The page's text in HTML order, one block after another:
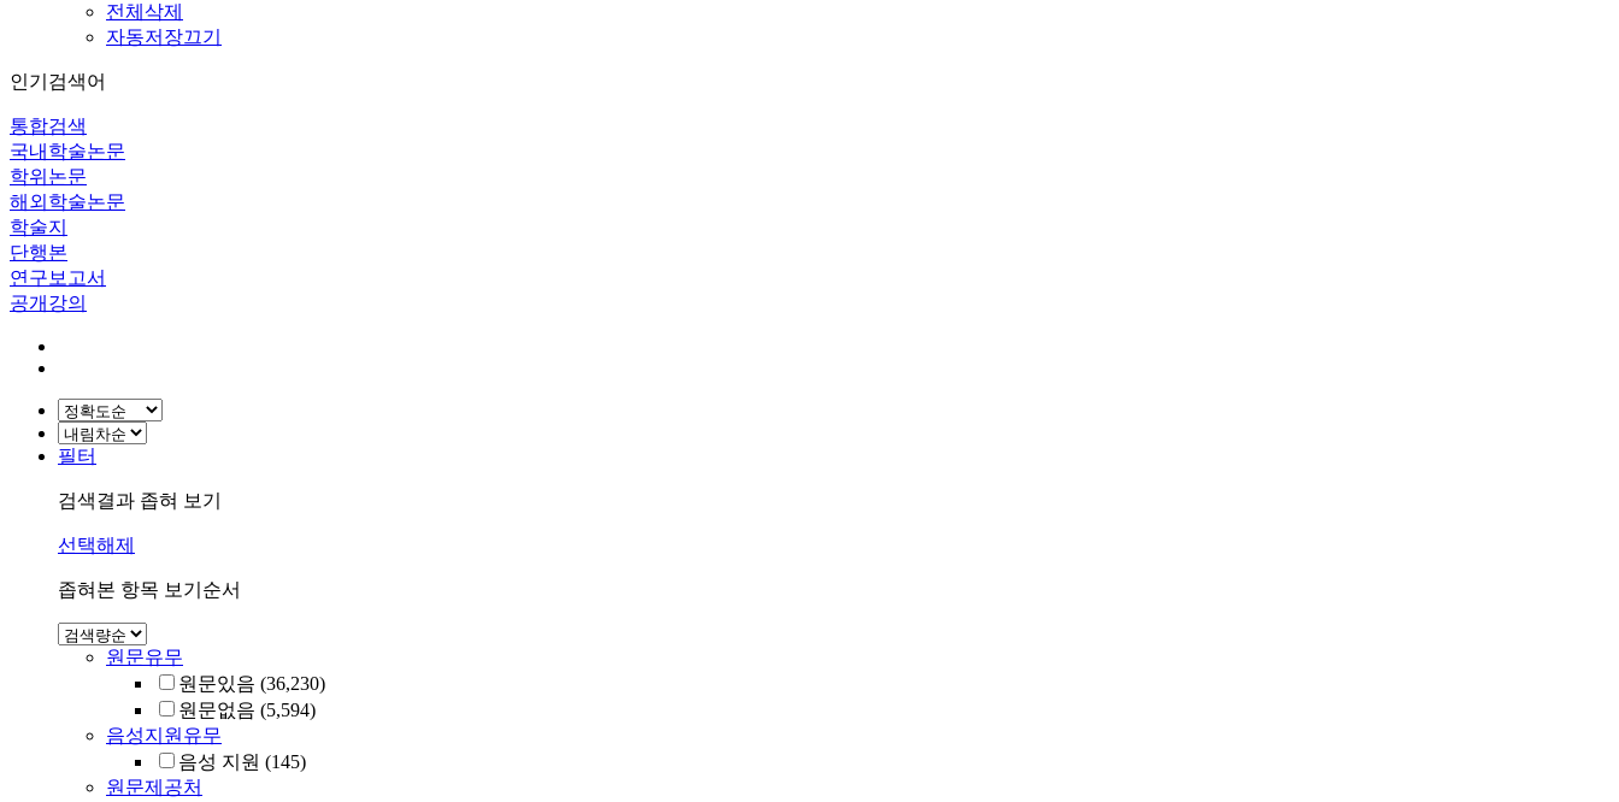
전체삭제
자동저장끄기
인기검색어
통합검색
국내학술논문
학위논문
해외학술논문
학술지
단행본
연구보고서
공개강의
필터
검색결과 좁혀 보기
선택해제
좁혀본 항목 보기순서
원문유무
원문있음 (36,230)
원문없음 (5,594)
음성지원유무
음성 지원 (145)
원문제공처